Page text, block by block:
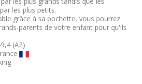
les plus petits.
grâce à sa pochette, vous pourrez
parents de votre enfant pour qu'ils
(A2)